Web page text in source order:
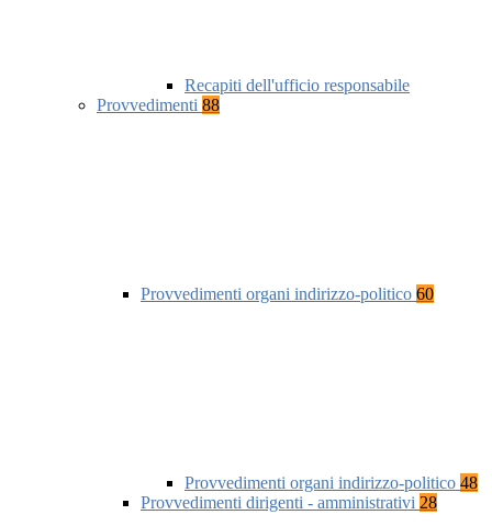
Recapiti dell'ufficio responsabile
Provvedimenti 88
Provvedimenti organi indirizzo-politico 60
Provvedimenti organi indirizzo-politico 48
Provvedimenti dirigenti - amministrativi 28